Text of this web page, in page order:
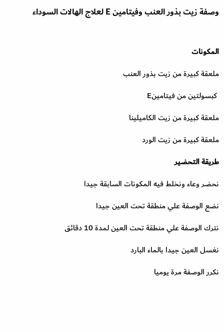
وصفة زيت بذور العنب وفيتامين E لعلاج الهالات السوداء
المكونات
ملعقة كبيرة من زيت بذور العنب
كبسولتين من فيتامينE
ملعقة كبيرة من زيت الكاميلينا
ملعقة كبيرة من زيت الورد
طريقة التحضير
نحضر وعاء ونخلط فيه المكونات السابقة جيدا
نضع الوصفة علي منطقة تحت العين جيدا
نترك الوصفة علي منطقة تحت العين لمدة 10 دقائق
نغسل العين جيدا بالماء البارد
نكرر الوصفة مرة يوميا